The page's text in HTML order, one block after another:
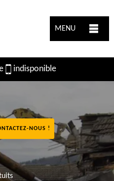
MENU
indisponible
NOUS !